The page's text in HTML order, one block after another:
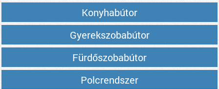
Konyhabútor
Gyerekszobabútor
Fürdőszobabútor
Polcrendszer